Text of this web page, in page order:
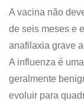
A vacina não
de seis meses e
anafilaxia grave
A influenza é
geralmente
evoluir para